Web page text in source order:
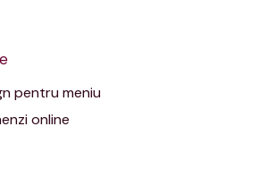
pentru meniu
online